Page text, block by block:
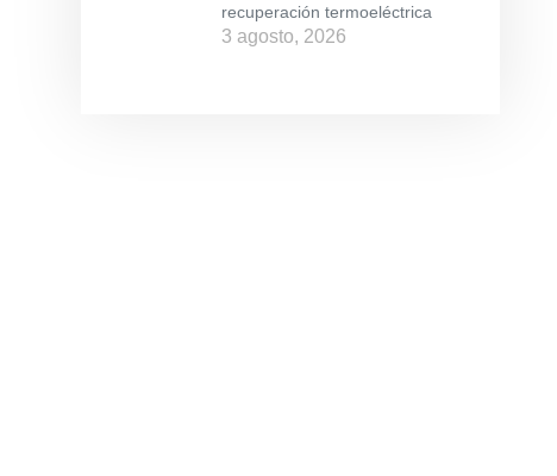
recuperación termoeléctrica
3 agosto, 2026